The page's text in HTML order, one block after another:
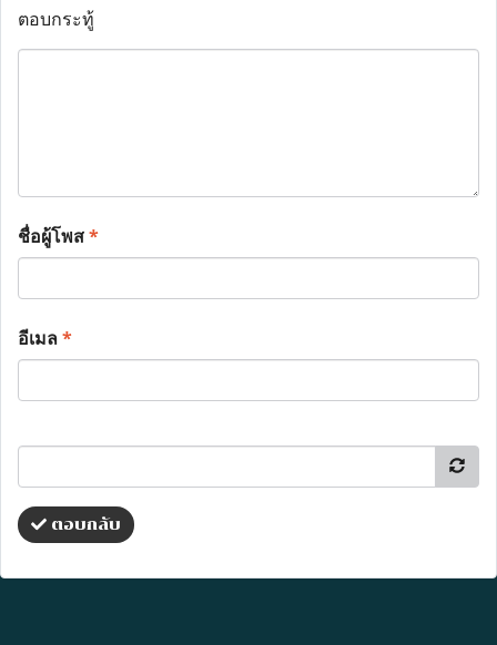
ตอบกระทู้
ชื่อผู้โพส*
อีเมล*
ตอบกลับ